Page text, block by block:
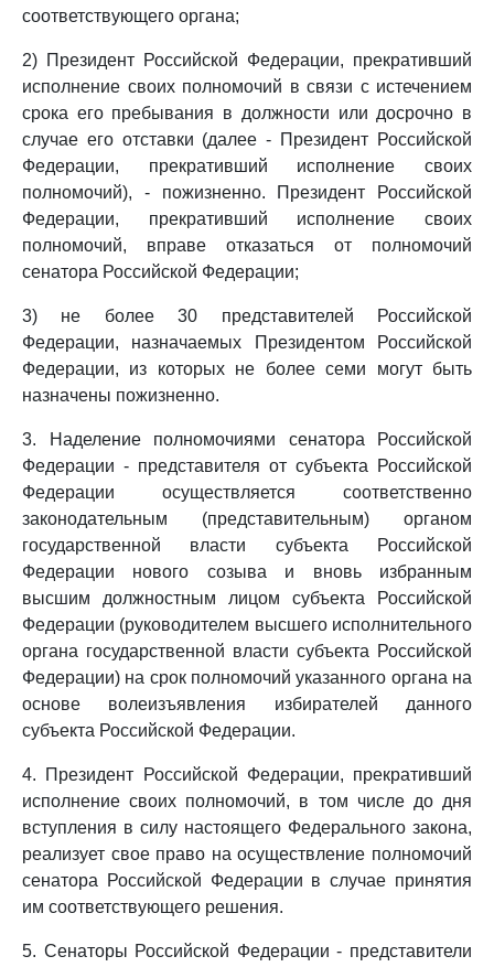
соответствующего органа;
2) Президент Российской Федерации, прекративший
исполнение своих полномочий в связи с истечением
срока его пребывания в должности или досрочно в
случае его отставки (далее - Президент Российской
Федерации, прекративший исполнение своих
полномочий), - пожизненно. Президент Российской
Федерации, прекративший исполнение своих
полномочий, вправе отказаться от полномочий
сенатора Российской Федерации;
3) не более 30 представителей Российской
Федерации, назначаемых Президентом Российской
Федерации, из которых не более семи могут быть
назначены пожизненно.
3. Наделение полномочиями сенатора Российской
Федерации - представителя от субъекта Российской
Федерации осуществляется соответственно
законодательным (представительным) органом
государственной власти субъекта Российской
Федерации нового созыва и вновь избранным
высшим должностным лицом субъекта Российской
Федерации (руководителем высшего исполнительного
органа государственной власти субъекта Российской
Федерации) на срок полномочий указанного органа на
основе волеизъявления избирателей данного
субъекта Российской Федерации.
4. Президент Российской Федерации, прекративший
исполнение своих полномочий, в том числе до дня
вступления в силу настоящего Федерального закона,
реализует свое право на осуществление полномочий
сенатора Российской Федерации в случае принятия
им соответствующего решения.
5. Сенаторы Российской Федерации - представители